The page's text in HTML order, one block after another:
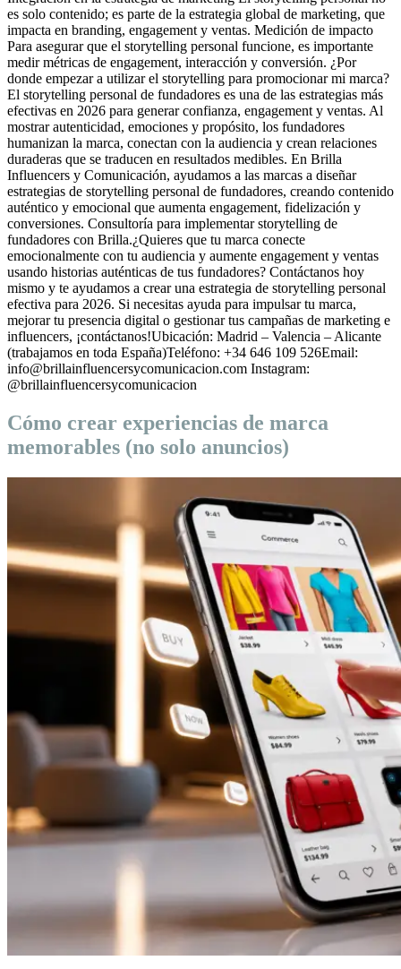
es solo contenido; es parte de la estrategia global de marketing, que
impacta en branding, engagement y ventas. Medición de impacto
Para asegurar que el storytelling personal funcione, es importante
medir métricas de engagement, interacción y conversión. ¿Por
donde empezar a utilizar el storytelling para promocionar mi marca?
El storytelling personal de fundadores es una de las estrategias más
efectivas en 2026 para generar confianza, engagement y ventas. Al
mostrar autenticidad, emociones y propósito, los fundadores
humanizan la marca, conectan con la audiencia y crean relaciones
duraderas que se traducen en resultados medibles. En Brilla
Influencers y Comunicación, ayudamos a las marcas a diseñar
estrategias de storytelling personal de fundadores, creando contenido
auténtico y emocional que aumenta engagement, fidelización y
conversiones. Consultoría para implementar storytelling de
fundadores con Brilla.¿Quieres que tu marca conecte
emocionalmente con tu audiencia y aumente engagement y ventas
usando historias auténticas de tus fundadores? Contáctanos hoy
mismo y te ayudamos a crear una estrategia de storytelling personal
efectiva para 2026. Si necesitas ayuda para impulsar tu marca,
mejorar tu presencia digital o gestionar tus campañas de marketing e
influencers, ¡contáctanos!Ubicación: Madrid – Valencia – Alicante
(trabajamos en toda España)Teléfono: +34 646 109 526Email:
info@brillainfluencersycomunicacion.com Instagram:
@brillainfluencersycomunicacion
Cómo crear experiencias de marca
memorables (no solo anuncios)